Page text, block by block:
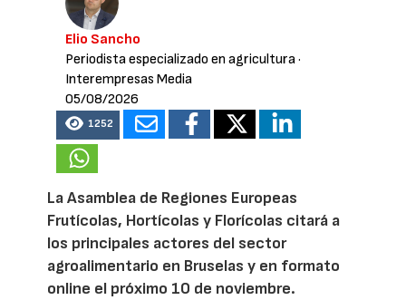
Elio Sancho
Periodista especializado en agricultura·
Interempresas Media
05/08/2026
1252
La Asamblea de Regiones Europeas
Frutícolas, Hortícolas y Florícolas citará a
los principales actores del sector
agroalimentario en Bruselas y en formato
online el próximo 10 de noviembre.